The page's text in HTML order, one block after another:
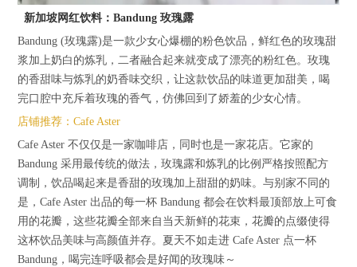
新加坡网红饮料：Bandung 玫瑰露
Bandung (玫瑰露)是一款少女心爆棚的粉色饮品，鲜红色的玫瑰甜
浆加上奶白的炼乳，二者融合起来就变成了漂亮的粉红色。玫瑰
的香甜味与炼乳的奶香味交织，让这款饮品的味道更加甜美，喝
完口腔中充斥着玫瑰的香气，仿佛回到了娇羞的少女心情。
店铺推荐：Cafe Aster
Cafe Aster 不仅仅是一家咖啡店，同时也是一家花店。它家的
Bandung 采用最传统的做法，玫瑰露和炼乳的比例严格按照配方
调制，饮品喝起来是香甜的玫瑰加上甜甜的奶味。与别家不同的
是，Cafe Aster 出品的每一杯 Bandung 都会在饮料最顶部放上可食
用的花瓣，这些花瓣全部来自当天新鲜的花束，花瓣的点缀使得
这杯饮品美味与高颜值并存。夏天不如走进 Cafe Aster 点一杯
Bandung，喝完连呼吸都会是好闻的玫瑰味～